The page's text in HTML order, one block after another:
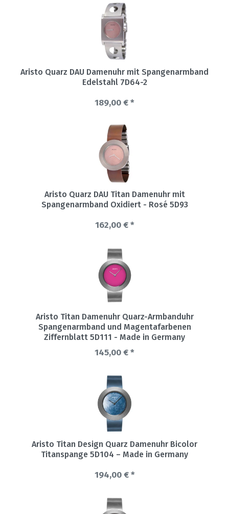
Aristo Quarz DAU Damenuhr mit Spangenarmband
Edelstahl 7D64-2
189,00 € *
Aristo Quarz DAU Titan Damenuhr mit
Spangenarmband Oxidiert - Rosé 5D93
162,00 € *
Aristo Titan Damenuhr Quarz-Armbanduhr
Spangenarmband und Magentafarbenen
Ziffernblatt 5D111 - Made in Germany
145,00 € *
Aristo Titan Design Quarz Damenuhr Bicolor
Titanspange 5D104 – Made in Germany
194,00 € *